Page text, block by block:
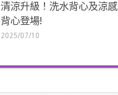
清涼升級！洗水背心及涼感
背心登場!
2025/07/10